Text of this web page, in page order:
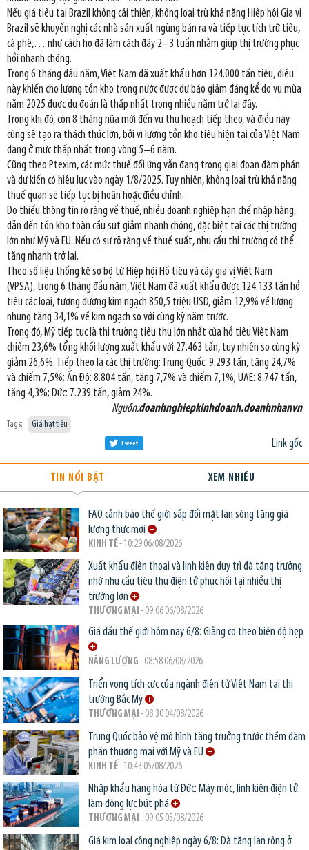
Nếu giá tiêu tại Brazil không cải thiện, không loại trừ khả năng Hiệp hội Gia vị
Brazil sẽ khuyến nghị các nhà sản xuất ngừng bán ra và tiếp tục tích trữ tiêu,
cà phê,… như cách họ đã làm cách đây 2–3 tuần nhằm giúp thị trường phục
hồi nhanh chóng.
Trong 6 tháng đầu năm, Việt Nam đã xuất khẩu hơn 124.000 tấn tiêu, điều
này khiến cho lượng tồn kho trong nước được dự báo giảm đáng kể do vụ mùa
năm 2025 được dự đoán là thấp nhất trong nhiều năm trở lại đây.
Trong khi đó, còn 8 tháng nữa mới đến vụ thu hoạch tiếp theo, và điều này
cũng sẽ tạo ra thách thức lớn, bởi vì lượng tồn kho tiêu hiện tại của Việt Nam
đang ở mức thấp nhất trong vòng 5–6 năm.
Cũng theo Ptexim, các mức thuế đối ứng vẫn đang trong giai đoạn đàm phán
và dự kiến có hiệu lực vào ngày 1/8/2025. Tuy nhiên, không loại trừ khả năng
thuế quan sẽ tiếp tục bị hoãn hoặc điều chỉnh.
Do thiếu thông tin rõ ràng về thuế, nhiều doanh nghiệp hạn chế nhập hàng,
dẫn đến tồn kho toàn cầu sụt giảm nhanh chóng, đặc biệt tại các thị trường
lớn như Mỹ và EU. Nếu có sự rõ ràng về thuế suất, nhu cầu thị trường có thể
tăng nhanh trở lại.
Theo số liệu thống kê sơ bộ từ Hiệp hội Hồ tiêu và cây gia vị Việt Nam
(VPSA), trong 6 tháng đầu năm, Việt Nam đã xuất khẩu được 124.133 tấn hồ
tiêu các loại, tương đương kim ngạch 850,5 triệu USD, giảm 12,9% về lượng
nhưng tăng 34,1% về kim ngạch so với cùng kỳ năm trước.
Trong đó, Mỹ tiếp tục là thị trường tiêu thụ lớn nhất của hồ tiêu Việt Nam
chiếm 23,6% tổng khối lượng xuất khẩu với 27.463 tấn, tuy nhiên so cùng kỳ
giảm 26,6%. Tiếp theo là các thị trường: Trung Quốc: 9.293 tấn, tăng 24,7%
và chiếm 7,5%; Ấn Độ: 8.804 tấn, tăng 7,7% và chiếm 7,1%; UAE: 8.747 tấn,
tăng 4,3%; Đức: 7.239 tấn, giảm 24%.
Nguồn:doanhnghiepkinhdoanh.doanhnhanvn
Tags: Giá hạt tiêu
Link gốc
Tweet
TIN NỔI BẬT XEM NHIỀU
FAO cảnh báo thế giới sắp đối mặt làn sóng tăng giá
lương thực mới
KINH TẾ- 10:29 06/08/2026
Xuất khẩu điện thoại và linh kiện duy trì đà tăng trưởng
nhờ nhu cầu tiêu thụ điện tử phục hồi tại nhiều thị
trường lớn
THƯƠNG MẠI - 09:06 06/08/2026
Giá dầu thế giới hôm nay 6/8: Giằng co theo biên độ hẹp
NĂNG LƯỢNG - 08:58 06/08/2026
Triển vọng tích cực của ngành điện tử Việt Nam tại thị
trường Bắc Mỹ
THƯƠNG MẠI - 08:30 04/08/2026
Trung Quốc bảo vệ mô hình tăng trưởng trước thềm đàm
phán thương mại với Mỹ và EU
KINH TẾ- 10:43 05/08/2026
Nhập khẩu hàng hóa từ Đức: Máy móc, linh kiện điện tử
làm động lực bứt phá
THƯƠNG MẠI - 09:05 05/08/2026
Giá kim loại công nghiệp ngày 6/8: Đà tăng lan rộng ở